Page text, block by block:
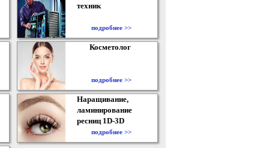
техник
подробнее >>
Косметолог
подробнее >>
Наращивание,
ламинирование
ресниц 1D-3D
подробнее >>